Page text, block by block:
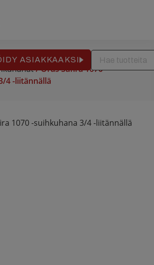
ASIAKKAAKSI
/ Oras Safira 1070 -
4 -liitännällä